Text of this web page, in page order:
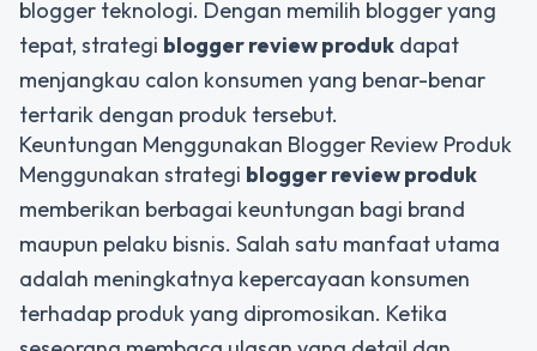
blogger teknologi. Dengan memilih blogger yang
tepat, strategi blogger review produk dapat
menjangkau calon konsumen yang benar-benar
tertarik dengan produk tersebut.
Keuntungan Menggunakan Blogger Review Produk
Menggunakan strategi blogger review produk
memberikan berbagai keuntungan bagi brand
maupun pelaku bisnis. Salah satu manfaat utama
adalah meningkatnya kepercayaan konsumen
terhadap produk yang dipromosikan. Ketika